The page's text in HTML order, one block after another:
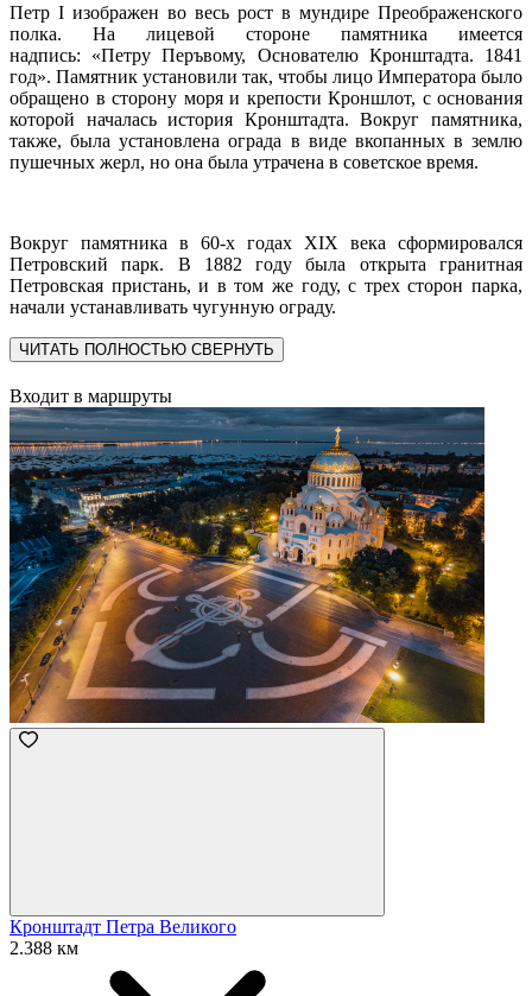
Петр I изображен во весь рост в мундире Преображенского
полка. На лицевой стороне памятника имеется
надпись: «Петру Перъвому, Основателю Кронштадта. 1841
год». Памятник установили так, чтобы лицо Императора было
обращено в сторону моря и крепости Кроншлот, с основания
которой началась история Кронштадта. Вокруг памятника,
также, была установлена ограда в виде вкопанных в землю
пушечных жерл, но она была утрачена в советское время.
Вокруг памятника в 60-х годах XIX века сформировался
Петровский парк. В 1882 году была открыта гранитная
Петровская пристань, и в том же году, с трех сторон парка,
начали устанавливать чугунную ограду.
ЧИТАТЬ ПОЛНОСТЬЮ СВЕРНУТЬ
Входит в маршруты
Кронштадт Петра Великого
2.388 км